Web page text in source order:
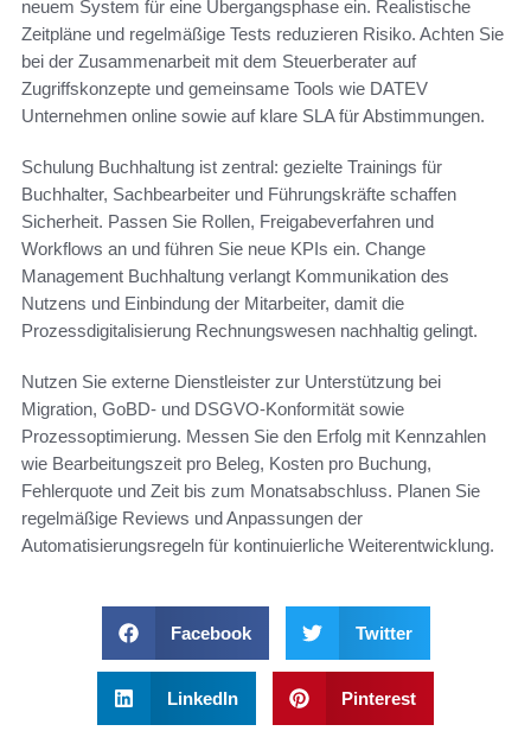
neuem System für eine Übergangsphase ein. Realistische
Zeitpläne und regelmäßige Tests reduzieren Risiko. Achten Sie
bei der Zusammenarbeit mit dem Steuerberater auf
Zugriffskonzepte und gemeinsame Tools wie DATEV
Unternehmen online sowie auf klare SLA für Abstimmungen.
Schulung Buchhaltung ist zentral: gezielte Trainings für
Buchhalter, Sachbearbeiter und Führungskräfte schaffen
Sicherheit. Passen Sie Rollen, Freigabeverfahren und
Workflows an und führen Sie neue KPIs ein. Change
Management Buchhaltung verlangt Kommunikation des
Nutzens und Einbindung der Mitarbeiter, damit die
Prozessdigitalisierung Rechnungswesen nachhaltig gelingt.
Nutzen Sie externe Dienstleister zur Unterstützung bei
Migration, GoBD- und DSGVO-Konformität sowie
Prozessoptimierung. Messen Sie den Erfolg mit Kennzahlen
wie Bearbeitungszeit pro Beleg, Kosten pro Buchung,
Fehlerquote und Zeit bis zum Monatsabschluss. Planen Sie
regelmäßige Reviews und Anpassungen der
Automatisierungsregeln für kontinuierliche Weiterentwicklung.
Facebook Twitter
LinkedIn Pinterest